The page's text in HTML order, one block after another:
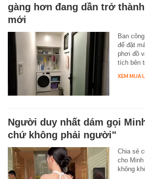
gàng hơn đang dần trở
mới
Ban
để đặt
phơi đồ
tích bên
XEM MUA
Người duy nhất dám gọi
chứ không phải người"
Chia sẻ
cho
không